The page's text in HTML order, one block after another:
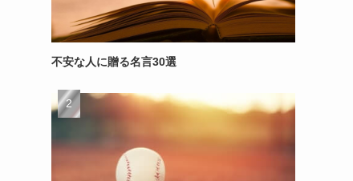
不安な人に贈る名言30選